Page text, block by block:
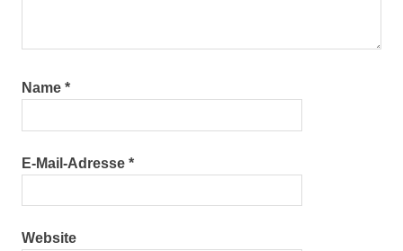
Name *
E-Mail-Adresse *
Website